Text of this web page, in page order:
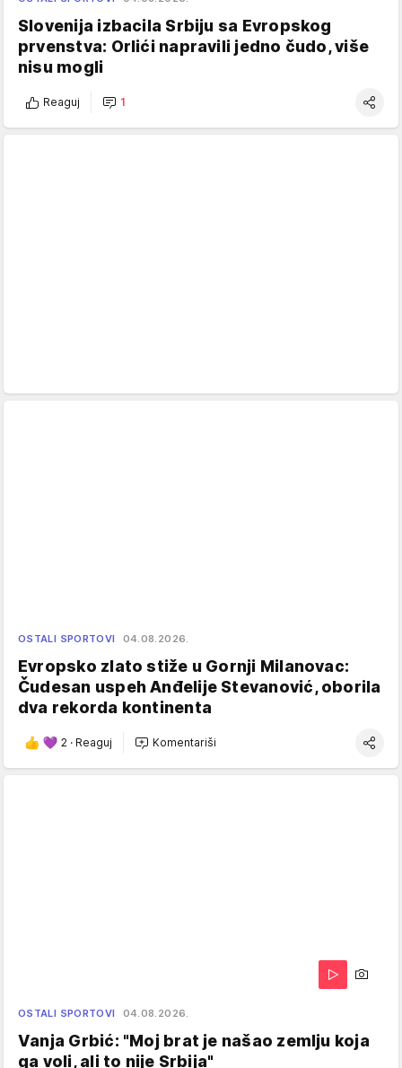
Slovenija izbacila Srbiju sa Evropskog
prvenstva: Orlići napravili jedno čudo, više
nisu mogli
Reaguj 1
OSTALI SPORTOVI 04.08.2026.
Evropsko zlato stiže u Gornji Milanovac:
Čudesan uspeh Anđelije Stevanović, oborila
dva rekorda kontinenta
2 · Reaguj Komentariši
OSTALI SPORTOVI 04.08.2026.
Vanja Grbić: "Moj brat je našao zemlju koja
ga voli, ali to nije Srbija"